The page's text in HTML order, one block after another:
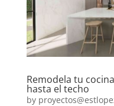
Remodela tu
hasta el techo
by